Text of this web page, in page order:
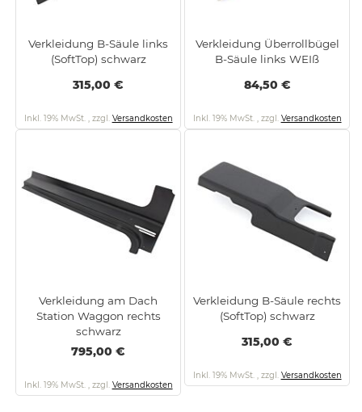
Verkleidung B-Säule links
(SoftTop) schwarz
315,00 €
Inkl. 19% MwSt. , zzgl. Versandkosten
Verkleidung Überrollbügel
B-Säule links WEIß
84,50 €
Inkl. 19% MwSt. , zzgl. Versandkosten
Verkleidung am Dach
Station Waggon rechts
schwarz
795,00 €
Inkl. 19% MwSt. , zzgl. Versandkosten
Verkleidung B-Säule rechts
(SoftTop) schwarz
315,00 €
Inkl. 19% MwSt. , zzgl. Versandkosten